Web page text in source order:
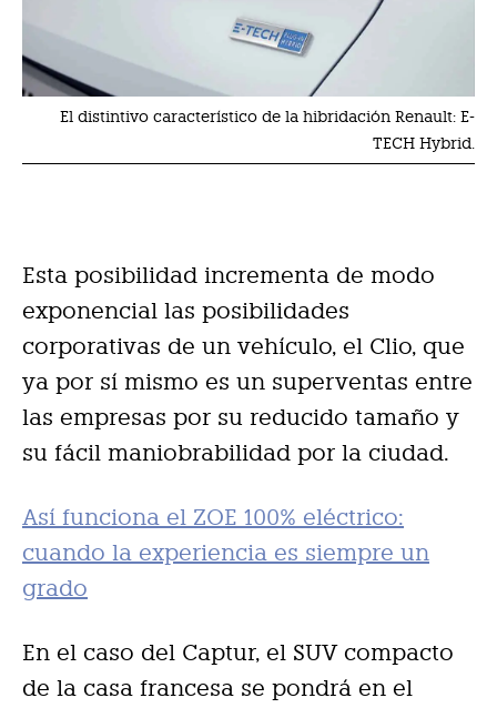
El distintivo característico de la hibridación Renault: E-
TECH Hybrid.
Esta posibilidad incrementa de modo
exponencial las posibilidades
corporativas de un vehículo, el Clio, que
ya por sí mismo es un superventas entre
las empresas por su reducido tamaño y
su fácil maniobrabilidad por la ciudad.
Así funciona el ZOE 100% eléctrico:
cuando la experiencia es siempre un
grado
En el caso del Captur, el SUV compacto
de la casa francesa se pondrá en el